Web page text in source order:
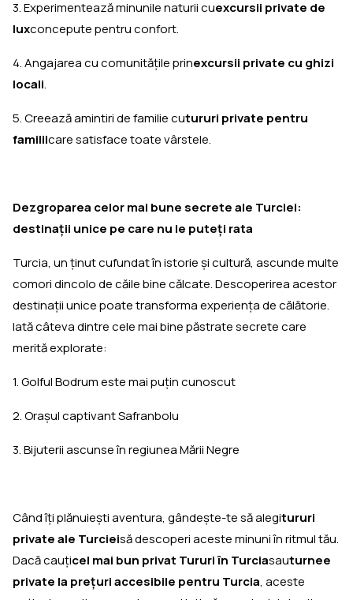
3. Experimentează minunile naturii cuexcursii private de
luxconcepute pentru confort.
4. Angajarea cu comunitățile prinexcursii private cu ghizi
locali.
5. Creează amintiri de familie cutururi private pentru
familiicare satisface toate vârstele.
Dezgroparea celor mai bune secrete ale Turciei:
destinaţii unice pe care nu le puteţi rata
Turcia, un ţinut cufundat în istorie şi cultură, ascunde multe
comori dincolo de căile bine călcate. Descoperirea acestor
destinații unice poate transforma experiența de călătorie.
Iată câteva dintre cele mai bine păstrate secrete care
merită explorate:
1. Golful Bodrum este mai puţin cunoscut
2. Oraşul captivant Safranbolu
3. Bijuterii ascunse în regiunea Mării Negre
Când îţi plănuieşti aventura, gândeşte-te să alegitururi
private ale Turcieisă descoperi aceste minuni în ritmul tău.
Dacă cauţicel mai bun privat Tururi în Turciasauturnee
private la prețuri accesibile pentru Turcia, aceste